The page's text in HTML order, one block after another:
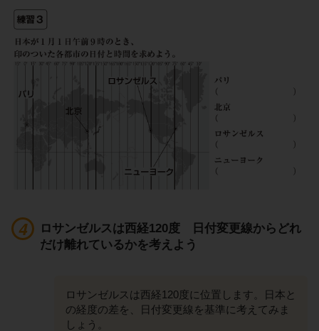
ロサンゼルスは西経120度 日付変更線からどれ
だけ離れているかを考えよう
ロサンゼルスは西経120度に位置します。日本と
の経度の差を、日付変更線を基準に考えてみま
しょう。